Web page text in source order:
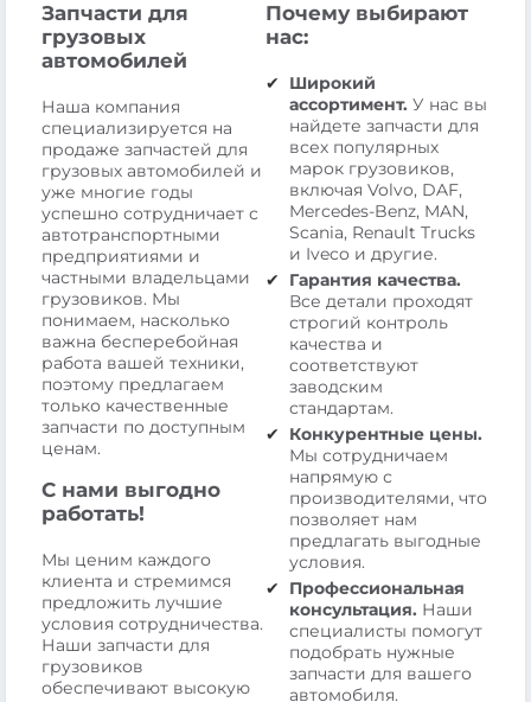
Запчасти для
грузовых
автомобилей
Наша компания
специализируется на
продаже запчастей для
грузовых автомобилей и
уже многие годы
успешно сотрудничает с
автотранспортными
предприятиями и
частными владельцами
грузовиков. Мы
понимаем, насколько
важна бесперебойная
работа вашей техники,
поэтому предлагаем
только качественные
запчасти по доступным
ценам.
С нами выгодно
работать!
Мы ценим каждого
клиента и стремимся
предложить лучшие
условия сотрудничества.
Наши запчасти для
грузовиков
обеспечивают высокую
Почему выбирают
нас:
Широкий
ассортимент. У нас вы
найдете запчасти для
всех популярных
марок грузовиков,
включая Volvo, DAF,
Mercedes-Benz, MAN,
Scania, Renault Trucks
и Iveco и другие.
Гарантия качества.
Все детали проходят
строгий контроль
качества и
соответствуют
заводским
стандартам.
Конкурентные цены.
Мы сотрудничаем
напрямую с
производителями, что
позволяет нам
предлагать выгодные
условия.
Профессиональная
консультация. Наши
специалисты помогут
подобрать нужные
запчасти для вашего
автомобиля.